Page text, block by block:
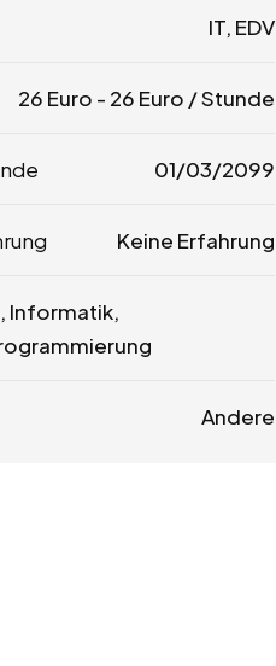
IT, EDV
26 Euro - 26 Euro / Stunde
01/03/2099
Keine Erfahrung
Informatik,
Andere